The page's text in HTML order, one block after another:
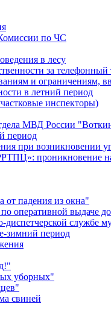
по ЧС
в лесу
за телефонный
и
в летний период
инспекторы)
МВД России
период
при возникновении
проникновение на
от падения из окна"
оперативной выдаче
службе
зимний период
уборных"
свиней